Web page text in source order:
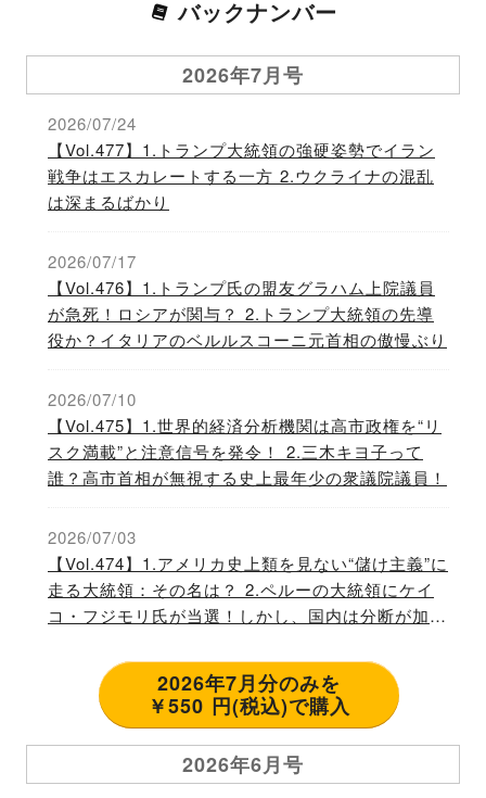
バックナンバー
2026年7月号
2026/07/24
【Vol.477】1.トランプ大統領の強硬姿勢でイラン
戦争はエスカレートする一方 2.ウクライナの混乱
は深まるばかり
2026/07/17
【Vol.476】1.トランプ氏の盟友グラハム上院議員
が急死！ロシアが関与？ 2.トランプ大統領の先導
役か？イタリアのベルルスコーニ元首相の傲慢ぶり
2026/07/10
【Vol.475】1.世界的経済分析機関は高市政権を“リ
スク満載”と注意信号を発令！ 2.三木キヨ子って
誰？高市首相が無視する史上最年少の衆議院議員！
2026/07/03
【Vol.474】1.アメリカ史上類を見ない“儲け主義”に
走る大統領：その名は？ 2.ペルーの大統領にケイ
コ・フジモリ氏が当選！しかし、国内は分断が加
2026年7月分のみを
￥550 円(税込)で購入
2026年6月号